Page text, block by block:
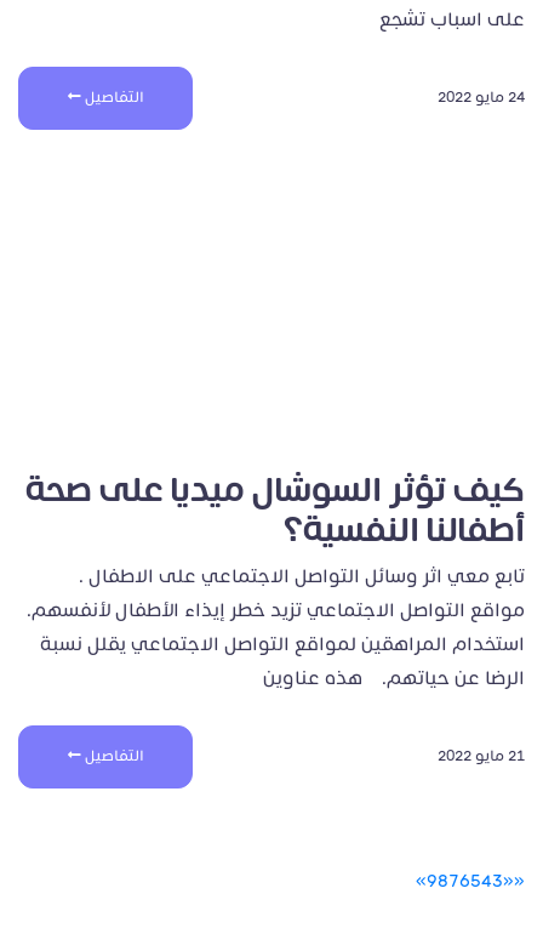
على اسباب تشجع
24 مايو 2022 التفاصيل
كيف تؤثر السوشال ميديا على صحة
أطفالنا النفسية؟
تابع معي اثر وسائل التواصل الاجتماعي على الاطفال .
مواقع التواصل الاجتماعي تزيد خطر إيذاء الأطفال لأنفسهم.
استخدام المراهقين لمواقع التواصل الاجتماعي يقلل نسبة
الرضا عن حياتهم. هذه عناوين
21 مايو 2022 التفاصيل
«
«
3
4
5
6
7
8
9
»